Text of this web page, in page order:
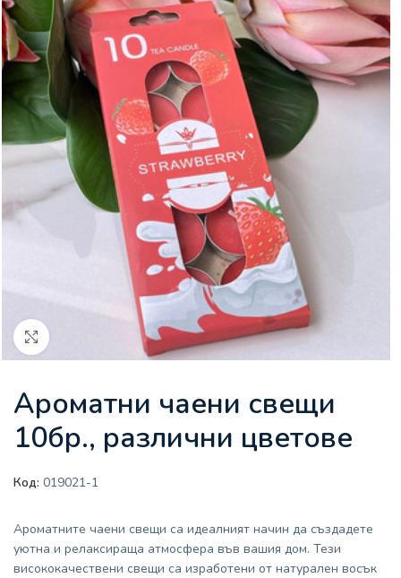
Ароматни чаени свещи
10бр., различни цветове
Код: 019021-1
Ароматните чаени свещи са идеалният начин да създадете
уютна и релаксираща атмосфера във вашия дом. Тези
висококачествени свещи са изработени от натурален восък